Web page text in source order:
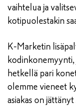
vaihtelua ja
kotipuolestakin
K-Marketin
kodinkonemyynti,
hetkellä pari
olemme vieneet
asiakas on